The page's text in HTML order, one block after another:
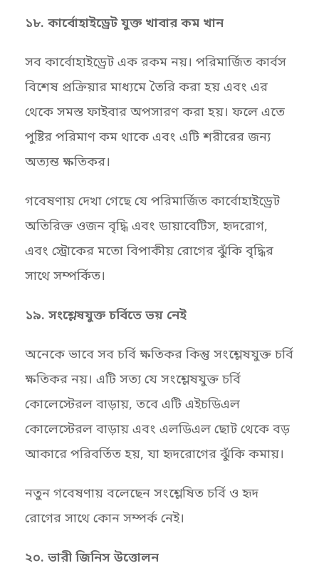
১৮. কার্বোহাইড্রেট যুক্ত খাবার কম খান
সব কার্বোহাইড্রেট এক রকম নয়। পরিমার্জিত কার্বস
বিশেষ প্রক্রিয়ার মাধ্যমে তৈরি করা হয় এবং এর
থেকে সমস্ত ফাইবার অপসারণ করা হয়। ফলে এতে
পুষ্টির পরিমাণ কম থাকে এবং এটি শরীরের জন্য
অত্যন্ত ক্ষতিকর।
গবেষণায় দেখা গেছে যে পরিমার্জিত কার্বোহাইড্রেট
অতিরিক্ত ওজন বৃদ্ধি এবং ডায়াবেটিস, হৃদরোগ,
এবং স্ট্রোকের মতো বিপাকীয় রোগের ঝুঁকি বৃদ্ধির
সাথে সম্পর্কিত।
১৯. সংশ্লেষযুক্ত চর্বিতে ভয় নেই
অনেকে ভাবে সব চর্বি ক্ষতিকর কিন্তু সংশ্লেষযুক্ত চর্বি
ক্ষতিকর নয়। এটি সত্য যে সংশ্লেষযুক্ত চর্বি
কোলেস্টেরল বাড়ায়, তবে এটি এইচডিএল
কোলেস্টেরল বাড়ায় এবং এলডিএল ছোট থেকে বড়
আকারে পরিবর্তিত হয়, যা হৃদরোগের ঝুঁকি কমায়।
নতুন গবেষণায় বলেছেন সংশ্লেষিত চর্বি ও হৃদ
রোগের সাথে কোন সম্পর্ক নেই।
২০. ভারী জিনিস উত্তোলন